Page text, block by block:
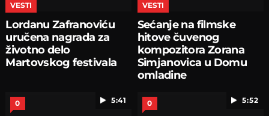
VESTI
Lordanu Zafranoviću
uručena nagrada za
životno delo
Martovskog festivala
VESTI
Sećanje na filmske
hitove čuvenog
kompozitora Zorana
Simjanovica u Domu
omladine
5:41
0 5:52
0